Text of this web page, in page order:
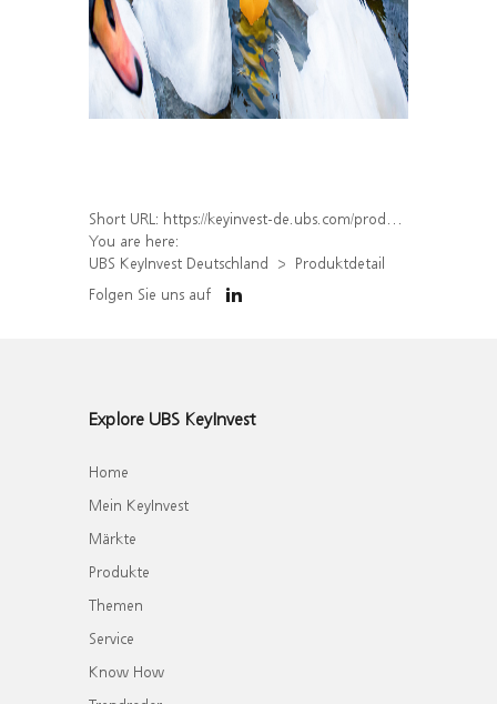
Short URL: https://keyinvest-de.ubs.com/produkt/detail/index/isin/DE000WA4VCY5
You are here:
UBS KeyInvest Deutschland
Produktdetail
Folgen Sie uns auf
Explore UBS KeyInvest
Home
Mein KeyInvest
Märkte
Produkte
Themen
Service
Know How